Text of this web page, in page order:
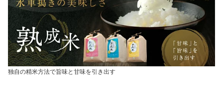
独自の精米方法で旨味と甘味を引き出す